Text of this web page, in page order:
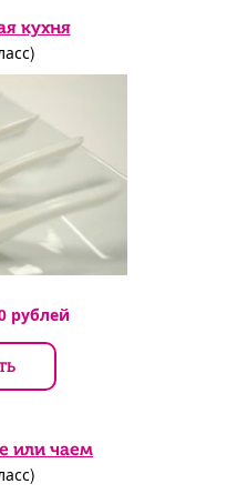
кухня
рублей
или чаем